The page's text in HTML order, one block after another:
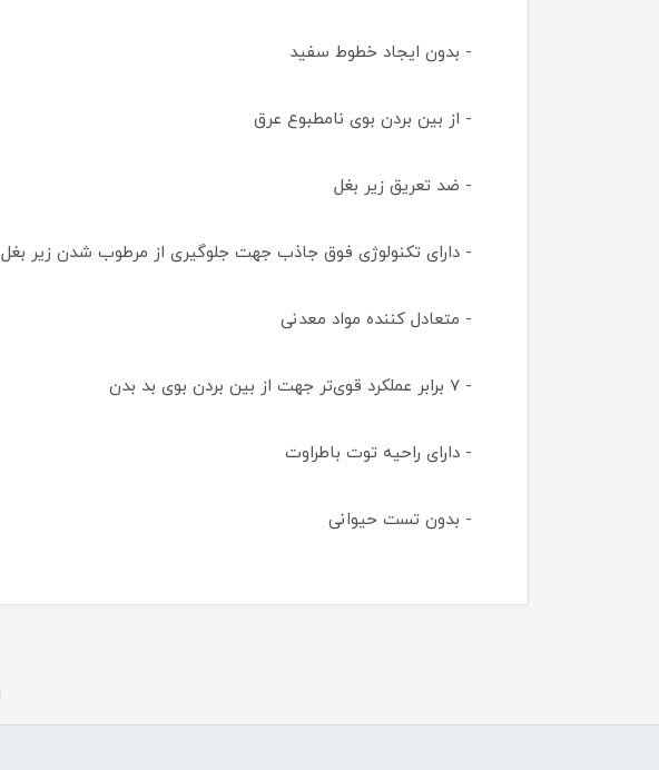
- بدون ایجاد خطوط سفید
- از بین بردن بوی نامطبوع عرق
- ضد تعریق زیر بغل
- دارای تکنولوژی فوق جاذب جهت جلوگیری از مرطوب شدن زیر بغل
- متعادل کننده مواد معدنی
- 7 برابر عملکرد قوی‌تر جهت از بین بردن بوی بد بدن
- دارای راحیه توت باطراوت
- بدون تست حیوانی